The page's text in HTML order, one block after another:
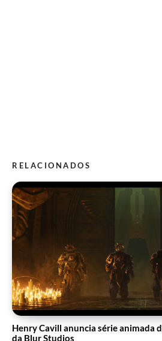
RELACIONADOS
Henry Cavill anuncia série animada
da Blur Studios